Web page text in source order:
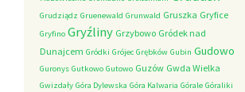
Grudziądz Gruenewald Grunwald Gruszka Gryfice
Gryfino Gryźliny Grzybowo Gródek nad
Dunajcem Gródki Grójec Grębków Gubin Gudowo
Guronys Gutkowo Gutowo Guzów Gwda Wielka
Gwizdały Góra Dylewska Góra Kalwaria Górale Góraliki